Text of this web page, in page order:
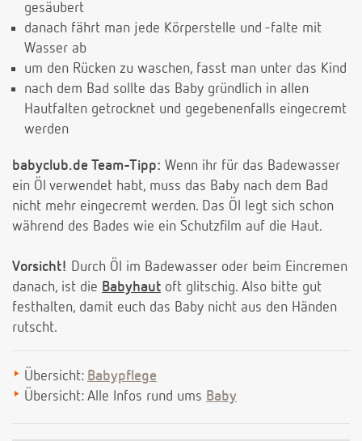
gesäubert
danach fährt man jede Körperstelle und -falte mit
Wasser ab
um den Rücken zu waschen, fasst man unter das Kind
nach dem Bad sollte das Baby gründlich in allen
Hautfalten getrocknet und gegebenenfalls eingecremt
werden
babyclub.de Team-Tipp: Wenn ihr für das Badewasser
ein Öl verwendet habt, muss das Baby nach dem Bad
nicht mehr eingecremt werden. Das Öl legt sich schon
während des Bades wie ein Schutzfilm auf die Haut.
Vorsicht! Durch Öl im Badewasser oder beim Eincremen
danach, ist die Babyhaut oft glitschig. Also bitte gut
festhalten, damit euch das Baby nicht aus den Händen
rutscht.
Übersicht: Babypflege
Übersicht: Alle Infos rund ums Baby